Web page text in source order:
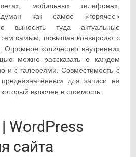
мобильных телефонах,
как самое «горячее»
выносить туда актуальные
тем самым, повышая конверсию с
Огромное количество внутренних
можно рассказать о каждом
и с галереями. Совместимость с
для записи на
включен в стоимость.
WordPress
сайта